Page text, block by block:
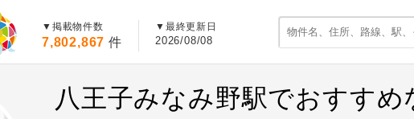
▼掲載物件数
7,802,867 件
▼最終更新日
2026/08/08
八王子みなみ野駅でおすす